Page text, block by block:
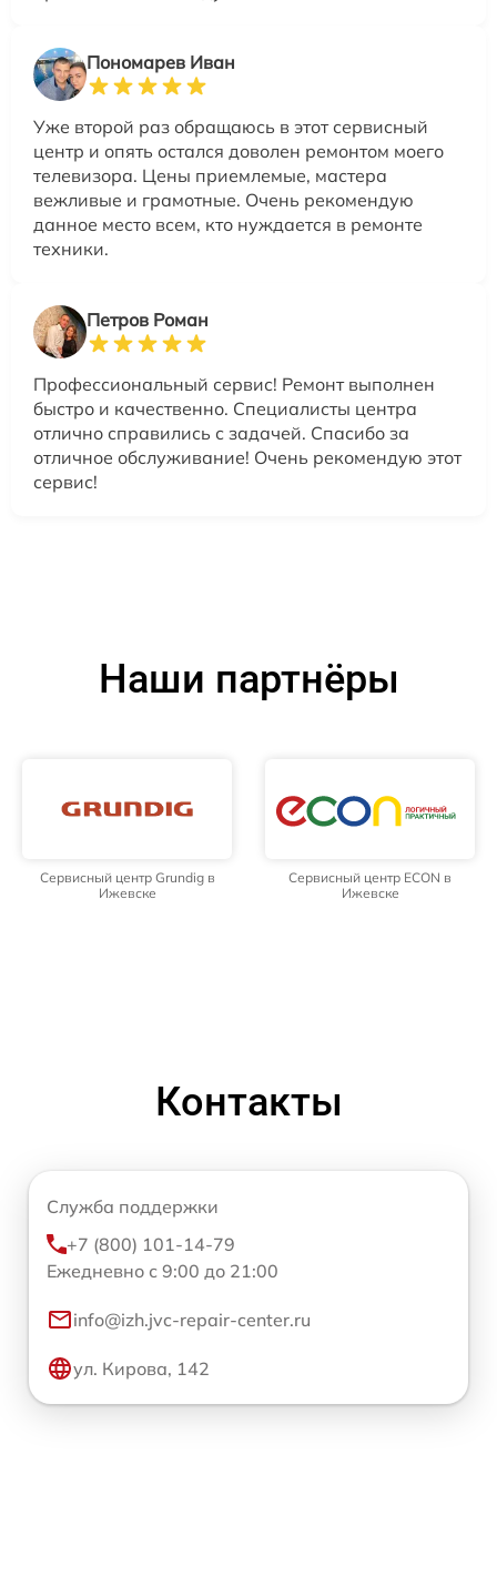
Пономарев Иван
Уже второй раз обращаюсь в этот сервисный
центр и опять остался доволен ремонтом моего
телевизора. Цены приемлемые, мастера
вежливые и грамотные. Очень рекомендую
данное место всем, кто нуждается в ремонте
техники.
Петров Роман
Профессиональный сервис! Ремонт выполнен
быстро и качественно. Специалисты центра
отлично справились с задачей. Спасибо за
отличное обслуживание! Очень рекомендую этот
сервис!
Наши партнёры
Сервисный центр Grundig в
Ижевске
Сервисный центр ECON в
Ижевске
Контакты
Служба поддержки
+7 (800) 101-14-79
Ежедневно с 9:00 до 21:00
info@izh.jvc-repair-center.ru
ул. Кирова, 142